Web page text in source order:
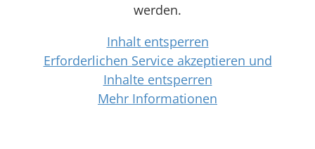
werden.
Inhalt entsperren
Erforderlichen Service akzeptieren und
Inhalte entsperren
Mehr Informationen